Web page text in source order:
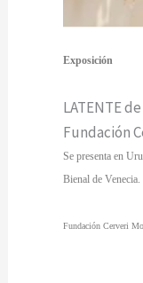
Exposición
LATENTE
Fundación
Se presenta en
Bienal de Venecia.
Fundación Cerveri